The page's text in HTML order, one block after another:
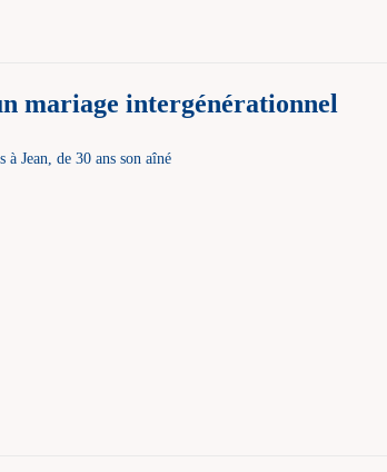
mariage intergénérationnel
Jean, de 30 ans son aîné